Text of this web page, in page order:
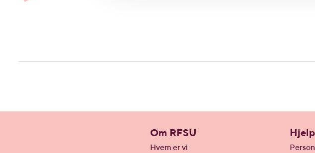
Om RFSU
Hvem er vi
Hjelp